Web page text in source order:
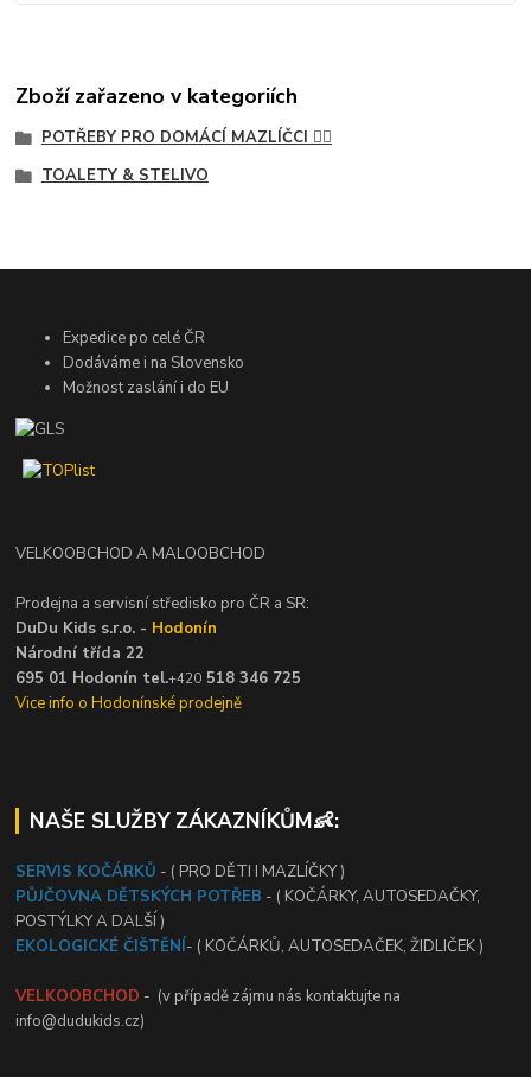
Zboží zařazeno v kategoriích
POTŘEBY PRO DOMÁCÍ MAZLÍČCI 🐕‍🦺
TOALETY & STELIVO
Expedice po celé ČR
Dodáváme i na Slovensko
Možnost zaslání i do EU
VELKOOBCHOD A MALOOBCHOD
Prodejna a servisní středisko pro ČR a SR:
DuDu Kids s.r.o. - Hodonín
Národní třída 22
695 01 Hodonín tel.+420 518 346 725
Vice info o Hodonínské prodejně
NAŠE SLUŽBY ZÁKAZNÍKŮM👶:
SERVIS KOČÁRKŮ - ( PRO DĚTI I MAZLÍČKY )
PŮJČOVNA DĚTSKÝCH POTŘEB - ( KOČÁRKY, AUTOSEDAČKY,
POSTÝLKY A DALŠÍ )
EKOLOGICKÉ ČIŠTĚNÍ- ( KOČÁRKŮ, AUTOSEDAČEK, ŽIDLIČEK )
VELKOOBCHOD - (v případě zájmu nás kontaktujte na
info@dudukids.cz)